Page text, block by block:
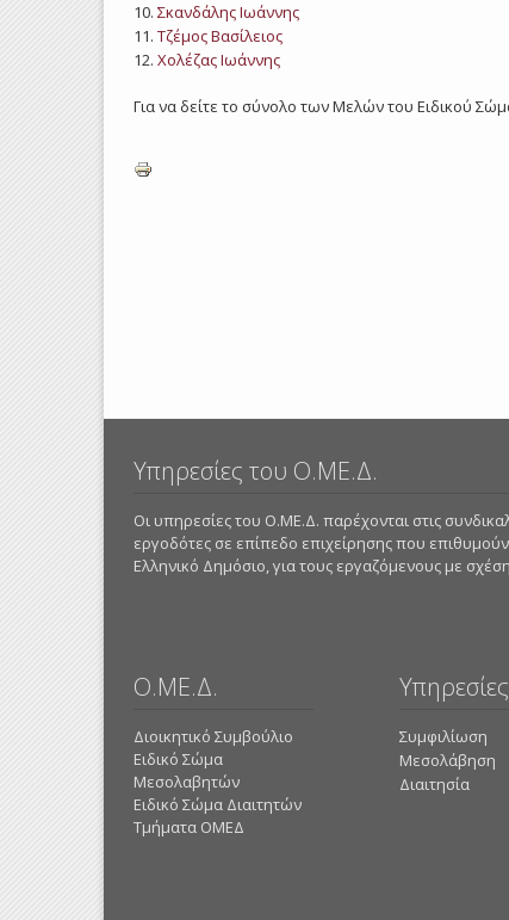
Σκανδάλης Ιωάννης
Τζέμος Βασίλειος
Χολέζας Ιωάννης
Για να δείτε το σύνολο των Μελών του Ειδικού
Υπηρεσίες του Ο.ΜΕ.Δ.
Οι υπηρεσίες του Ο.ΜΕ.Δ. παρέχονται στις
εργοδότες σε επίπεδο επιχείρησης που
Ελληνικό Δημόσιο, για τους εργαζόμενους με
Ο.ΜΕ.Δ.
Διοικητικό Συμβούλιο
Ειδικό Σώμα
Μεσολαβητών
Ειδικό Σώμα Διαιτητών
Τμήματα ΟΜΕΔ
Υπηρεσίες
Συμφιλίωση
Μεσολάβηση
Διαιτησία